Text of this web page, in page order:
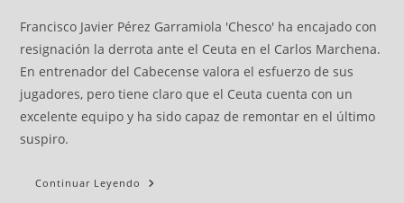
Francisco Javier Pérez Garramiola 'Chesco' ha encajado con
resignación la derrota ante el Ceuta en el Carlos Marchena.
En entrenador del Cabecense valora el esfuerzo de sus
jugadores, pero tiene claro que el Ceuta cuenta con un
excelente equipo y ha sido capaz de remontar en el último
suspiro.
Continuar Leyendo